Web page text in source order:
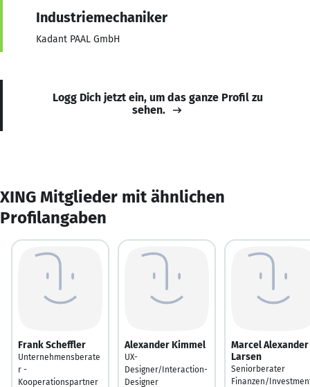
Industriemechaniker
Kadant PAAL GmbH
Logg Dich jetzt ein, um das ganze Profil zu
sehen.
XING Mitglieder mit ähnlichen
Profilangaben
Frank Scheffler
Unternehmensberate
r -
Kooperationspartner
Alexander Kimmel
UX-
Designer/Interaction-
Designer
Marcel Alexander
Larsen
Seniorberater
Finanzen/